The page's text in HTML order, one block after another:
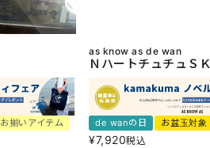
お揃いアイテム
as know as de wan
ＮハートチュチュＳＫ
de wanの日 お盆玉対象
¥7,920税込